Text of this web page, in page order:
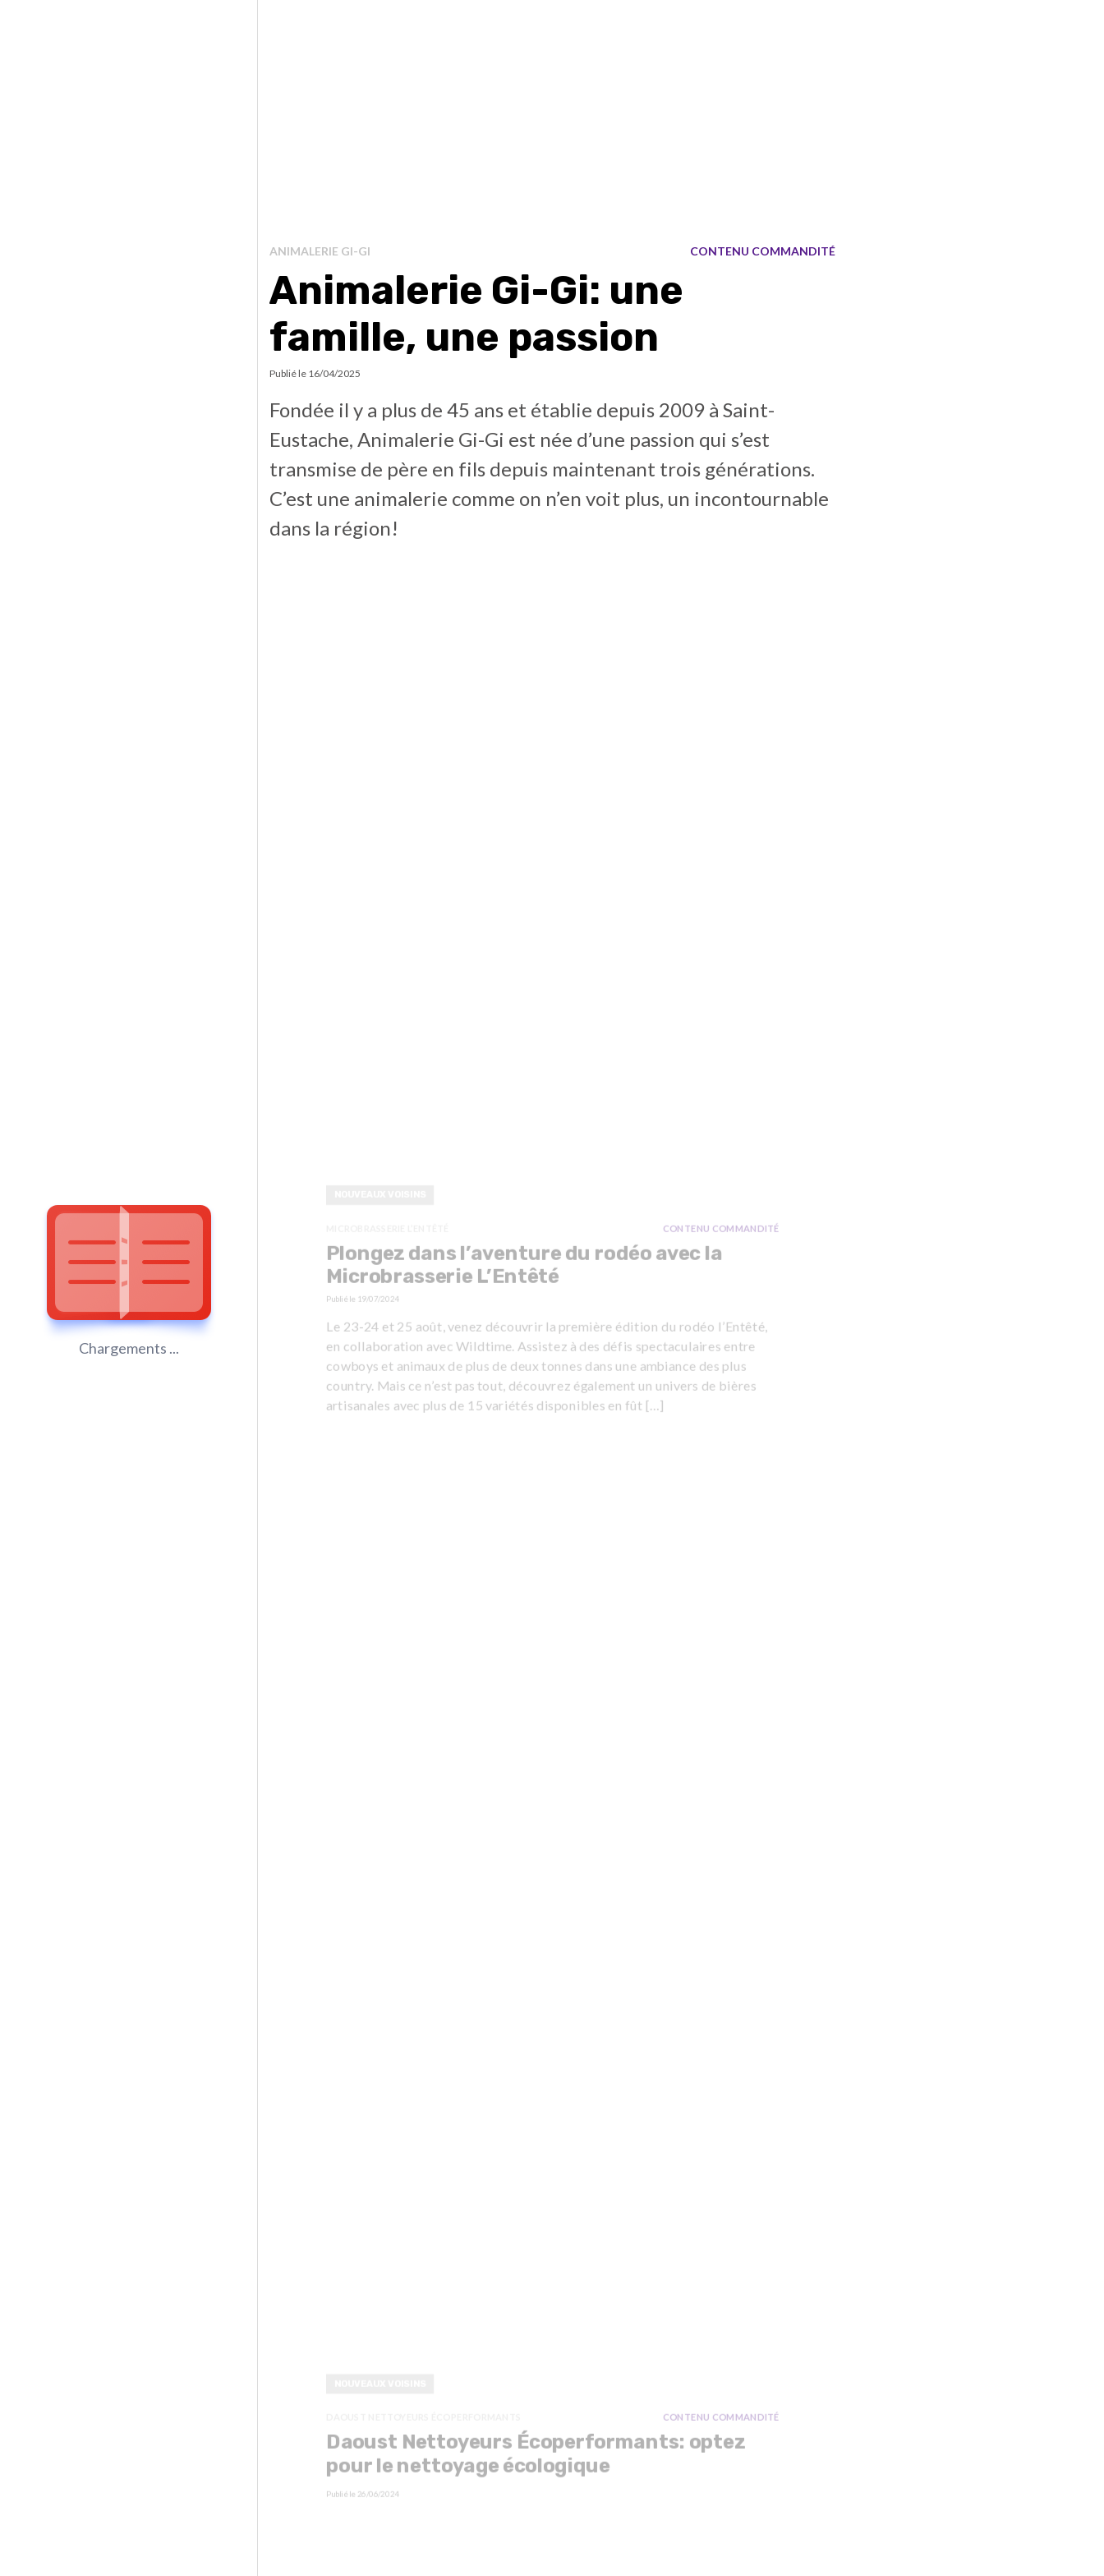
Chargements ...
ANIMALERIE GI-GI CONTENU COMMANDITÉ
Animalerie Gi-Gi: une
famille, une passion
Publié le 16/04/2025
Fondée il y a plus de 45 ans et établie depuis 2009 à Saint-
Eustache, Animalerie Gi-Gi est née d’une passion qui s’est
transmise de père en fils depuis maintenant trois générations.
C’est une animalerie comme on n’en voit plus, un incontournable
dans la région!
CONTENU COMMANDITÉ
Plongez dans l’aventure du rodéo avec la
Microbrasserie L’Entêté
Publié le 19/07/2024
Le 23-24 et 25 août, venez découvrir la première édition du rodéo l’Entêté,
en collaboration avec Wildtime. Assistez à des défis spectaculaires entre
cowboys et animaux de plus de deux tonnes dans une ambiance des plus
country. Mais ce n’est pas tout, découvrez également un univers de bières
artisanales avec plus de 15 variétés disponibles en fût […]
CONTENU COMMANDITÉ
Daoust Nettoyeurs Écoperformants: optez
pour le nettoyage écologique
Publié le 26/06/2024